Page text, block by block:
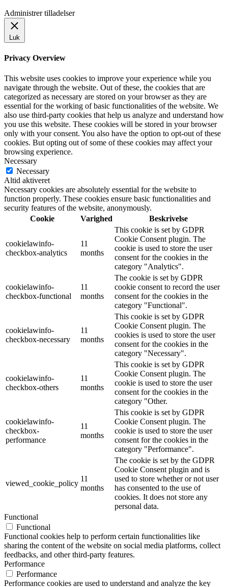
Administrer tilladelser
Luk
Privacy Overview
This website uses cookies to improve your experience while you
navigate through the website. Out of these, the cookies that are
categorized as necessary are stored on your browser as they are
essential for the working of basic functionalities of the website. We
also use third-party cookies that help us analyze and understand how
you use this website. These cookies will be stored in your browser
only with your consent. You also have the option to opt-out of these
cookies. But opting out of some of these cookies may affect your
browsing experience.
Necessary
Necessary
Altid aktiveret
Necessary cookies are absolutely essential for the website to
function properly. These cookies ensure basic functionalities and
security features of the website, anonymously.
Cookie
Varighed Beskrivelse
cookielawinfo-
checkbox-analytics
11
months
This cookie is set by GDPR
Cookie Consent plugin. The
cookie is used to store the user
consent for the cookies in the
category "Analytics".
cookielawinfo-
checkbox-functional
11
months
The cookie is set by GDPR
cookie consent to record the user
consent for the cookies in the
category "Functional".
cookielawinfo-
checkbox-necessary
11
months
This cookie is set by GDPR
Cookie Consent plugin. The
cookies is used to store the user
consent for the cookies in the
category "Necessary".
cookielawinfo-
checkbox-others
11
months
This cookie is set by GDPR
Cookie Consent plugin. The
cookie is used to store the user
consent for the cookies in the
category "Other.
cookielawinfo-
checkbox-
performance
11
months
This cookie is set by GDPR
Cookie Consent plugin. The
cookie is used to store the user
consent for the cookies in the
category "Performance".
viewed_cookie_policy
11
months
The cookie is set by the GDPR
Cookie Consent plugin and is
used to store whether or not user
has consented to the use of
cookies. It does not store any
personal data.
Functional
Functional
Functional cookies help to perform certain functionalities like
sharing the content of the website on social media platforms, collect
feedbacks, and other third-party features.
Performance
Performance
Performance cookies are used to understand and analyze the key